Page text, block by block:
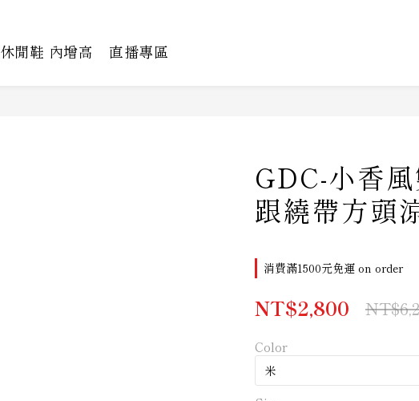
休閒鞋 內增高 直播專區
GDC-小香
跟繞帶方頭
消費滿1500元免運 on order
NT$2,800
Color